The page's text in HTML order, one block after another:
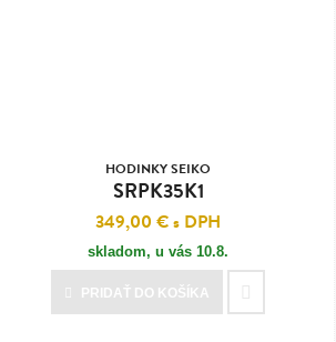
HODINKY SEIKO
SRPK35K1
349,00 €s DPH
skladom, u vás 10.8.
PRIDAŤ DO KOŠÍKA